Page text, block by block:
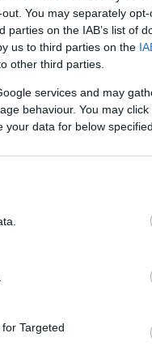
You may separately
on the IAB’s list of
us to third parties on the
other third parties.
services and may
behaviour. You may
data for below
Targeted
este semmi előjele
Gergő, a
almapálinkát,
a szakítás. Egy
a
Valamiért ezt ő
elautózott Polgárra,
Gergő.
Dávidról. Nem
rákérdezett: